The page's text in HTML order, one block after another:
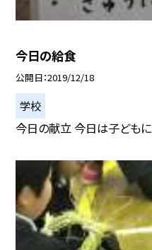
今日の給食
公開日 2019/12/18
学校
今日の献立 今日は子どもに